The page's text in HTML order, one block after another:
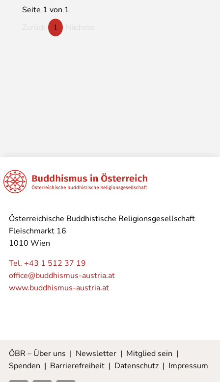
Seite 1 von 1
1
Österreichische Buddhistische Religionsgesellschaft
Fleischmarkt 16
1010 Wien
Tel. +43 1 512 37 19
office@buddhismus-austria.at
www.buddhismus-austria.at
ÖBR – Über uns | Newsletter| Mitglied sein |
Spenden | Barrierefreiheit| Datenschutz| Impressum